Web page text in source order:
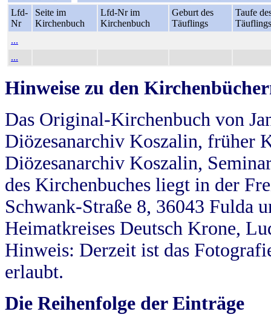
Lfd-
Nr
Seite im
Kirchenbuch
Lfd-Nr im
Kirchenbuch
Geburt des
Täuflings
Taufe
Täuflings
...
...
Hinweise zu den
Das Original-Kirchenbuch von
Diözesanarchiv Koszalin, früher
Diözesanarchiv Koszalin,
des Kirchenbuches liegt in der
Schwank-Straße 8, 36043 Fulda
Heimatkreises Deutsch Krone,
Hinweis: Derzeit ist das
erlaubt.
Die Reihenfolge der Einträge